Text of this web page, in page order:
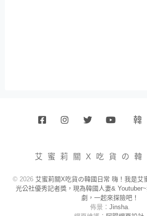
韓
小
賣
艾蜜莉關X吃貨の韓
© 2026 艾蜜莉關X吃貨の韓國日常 嗨！我是艾
光公社優秀記者獎，現為韓國人妻&
劇，一起來探險吧！
佈景： Jinsha.